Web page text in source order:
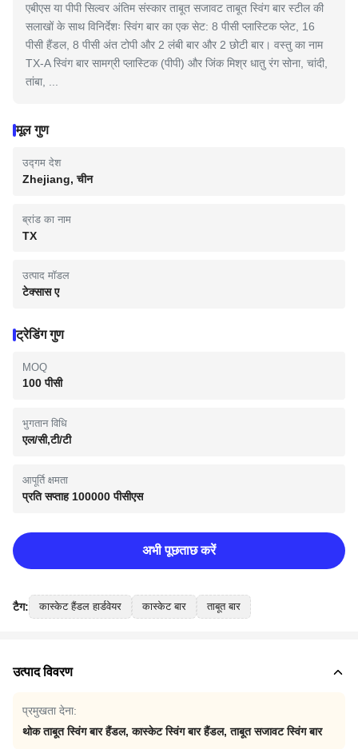
एबीएस या पीपी सिल्वर अंतिम संस्कार ताबूत सजावट ताबूत स्विंग बार स्टील की
सलाखों के साथ विनिर्देशः स्विंग बार का एक सेट: 8 पीसी प्लास्टिक प्लेट, 16
पीसी हैंडल, 8 पीसी अंत टोपी और 2 लंबी बार और 2 छोटी बार। वस्तु का नाम
TX-A स्विंग बार सामग्री प्लास्टिक (पीपी) और जिंक मिश्र धातु रंग सोना, चांदी,
तांबा, ...
मूल गुण
उद्गम देश
Zhejiang, चीन
ब्रांड का नाम
TX
उत्पाद मॉडल
टेक्सास ए
ट्रेडिंग गुण
MOQ
100 पीसी
भुगतान विधि
एल/सी,टी/टी
आपूर्ति क्षमता
प्रति सप्ताह 100000 पीसीएस
अभी पूछताछ करें
टैग: कास्केट हैंडल हार्डवेयर कास्केट बार ताबूत बार
उत्पाद विवरण
प्रमुखता देना:
थोक ताबूत स्विंग बार हैंडल,कास्केट स्विंग बार हैंडल,ताबूत सजावट स्विंग बार